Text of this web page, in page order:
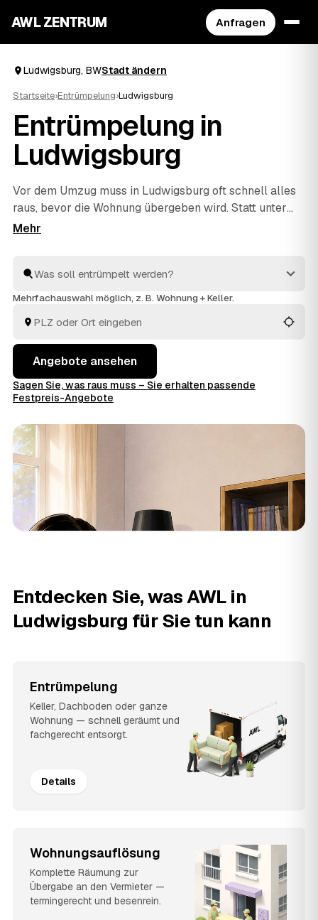
AWL ZENTRUM Anfragen
Ludwigsburg, BWStadt ändern
Startseite›Entrümpelung›Ludwigsburg
Entrümpelung in
Ludwigsburg
Vor dem Umzug muss in Ludwigsburg oft schnell alles
raus, bevor die Wohnung übergeben wird. Statt unter
Zeitdruck den erstbesten Betrieb zu nehmen, stellen
KornwestheimundBietigheim-Bissingen
vergleichen Sie Preise und Termine, auch wenn es eilig
fachgerechte Entsorgung.
Mehrfachauswahl möglich, z. B. Wohnung + Keller.
Angebote ansehen
Sagen Sie, was raus muss – Sie erhalten passende
Festpreis-Angebote
Entdecken Sie, was AWL in
Ludwigsburg für Sie tun kann
Entrümpelung
Keller, Dachboden oder ganze
Wohnung — schnell geräumt und
fachgerecht entsorgt.
Details
Wohnungsauflösung
Komplette Räumung zur
Übergabe an den Vermieter —
termingerecht und besenrein.